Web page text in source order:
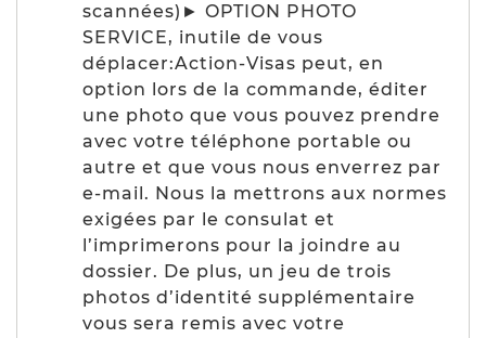
scannées)► OPTION PHOTO
SERVICE, inutile de vous
déplacer:Action-Visas peut, en
option lors de la commande, éditer
une photo que vous pouvez prendre
avec votre téléphone portable ou
autre et que vous nous enverrez par
e-mail. Nous la mettrons aux normes
exigées par le consulat et
l’imprimerons pour la joindre au
dossier. De plus, un jeu de trois
photos d’identité supplémentaire
vous sera remis avec votre